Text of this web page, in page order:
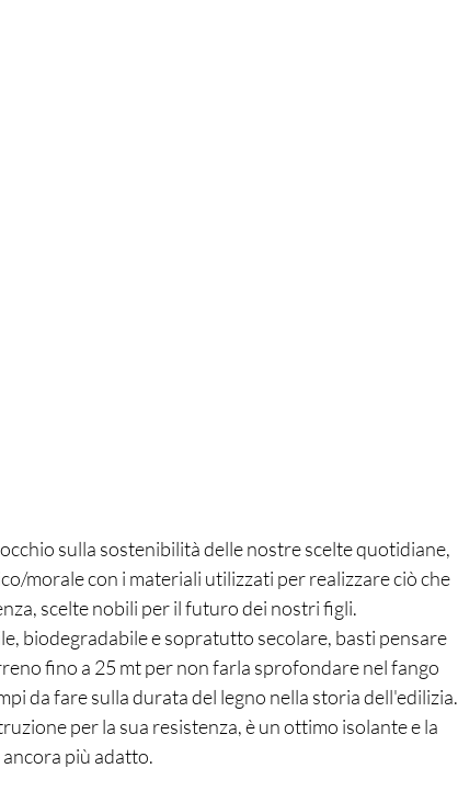
sulla sostenibilità delle nostre scelte quotidiane,
morale con i materiali utilizzati per realizzare ciò che
scelte nobili per il futuro dei nostri figli.
biodegradabile e sopratutto secolare, basti pensare
fino a 25 mt per non farla sprofondare nel fango
da fare sulla durata del legno nella storia dell'edilizia.
per la sua resistenza, è un ottimo isolante e la
più adatto.